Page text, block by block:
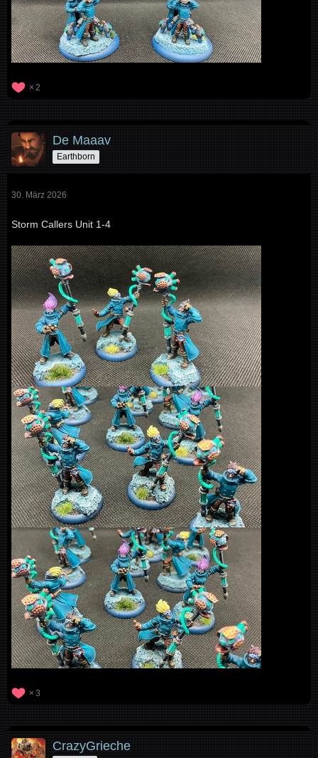
2
De Maaav
Earthborn
30. März 2026
Storm Callers Unit 1-4
3
CrazyGrieche